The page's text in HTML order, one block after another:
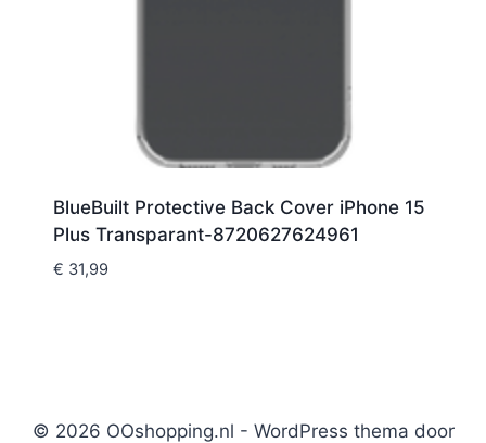
BlueBuilt Protective Back Cover iPhone 15
Plus Transparant-8720627624961
€ 31,99
© 2026 OOshopping.nl - WordPress thema door